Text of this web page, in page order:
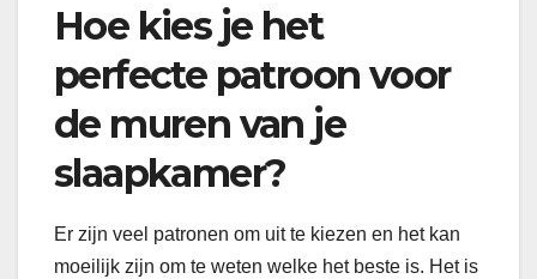
Hoe kies je het
perfecte patroon voor
de muren van je
slaapkamer?
Er zijn veel patronen om uit te kiezen en het kan
moeilijk zijn om te weten welke het beste is. Het is